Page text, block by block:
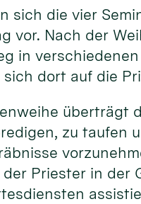
sich die vier
vor. Nach der
in
dort auf die
überträgt
zu taufen
Priester in der